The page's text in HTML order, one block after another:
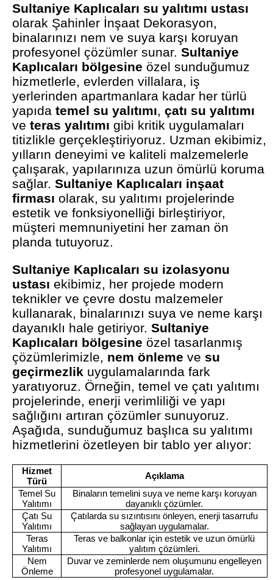
Sultaniye Kaplıcaları su yalıtımı ustası
olarak Şahinler İnşaat Dekorasyon,
binalarınızı nem ve suya karşı koruyan
profesyonel çözümler sunar.Sultaniye
Kaplıcaları bölgesine özel sunduğumuz
hizmetlerle, evlerden villalara, iş
yerlerinden apartmanlara kadar her türlü
yapıdatemel su yalıtımı,çatı su yalıtımı
veteras yalıtımı gibi kritik uygulamaları
titizlikle gerçekleştiriyoruz. Uzman ekibimiz,
yılların deneyimi ve kaliteli malzemelerle
çalışarak, yapılarınıza uzun ömürlü koruma
sağlar.Sultaniye Kaplıcaları inşaat
firması olarak, su yalıtımı projelerinde
estetik ve fonksiyonelliği birleştiriyor,
müşteri memnuniyetini her zaman ön
planda tutuyoruz.
Sultaniye Kaplıcaları su izolasyonu
ustası ekibimiz, her projede modern
teknikler ve çevre dostu malzemeler
kullanarak, binalarınızı suya ve neme karşı
dayanıklı hale getiriyor.Sultaniye
Kaplıcaları bölgesine özel tasarlanmış
çözümlerimizle, nem önleme ve su
geçirmezlik uygulamalarında fark
yaratıyoruz. Örneğin, temel ve çatı yalıtımı
projelerinde, enerji verimliliği ve yapı
sağlığını artıran çözümler sunuyoruz.
Aşağıda, sunduğumuz başlıca su yalıtımı
hizmetlerini özetleyen bir tablo yer alıyor:
Hizmet
Türü
Açıklama
Temel Su
Yalıtımı
Binaların temelini suya ve neme karşı koruyan
dayanıklı çözümler.
Çatı Su
Yalıtımı
Çatılarda su sızıntısını önleyen, enerji tasarrufu
sağlayan uygulamalar.
Teras
Yalıtımı
Teras ve balkonlar için estetik ve uzun ömürlü
yalıtım çözümleri.
Nem
Önleme
Duvar ve zeminlerde nem oluşumunu engelleyen
profesyonel uygulamalar.